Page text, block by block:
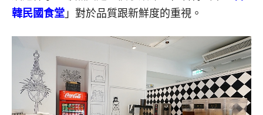
韓民國食堂 」對於品質跟新鮮度的重視。